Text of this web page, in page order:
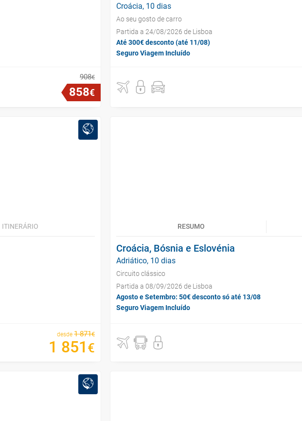
908€
858€
Croácia, 10 dias
Ao seu gosto de carro
Partida a 24/08/2026 de Lisboa
Até 300€ desconto (até 11/08)
Seguro Viagem Incluído
ITINERÁRIO
desde 1 871€
1 851 €
RESUMO
Croácia, Bósnia e Eslovénia
Adriático, 10 dias
Circuito clássico
Partida a 08/09/2026 de Lisboa
Agosto e Setembro: 50€ desconto só até 13/08
Seguro Viagem Incluído